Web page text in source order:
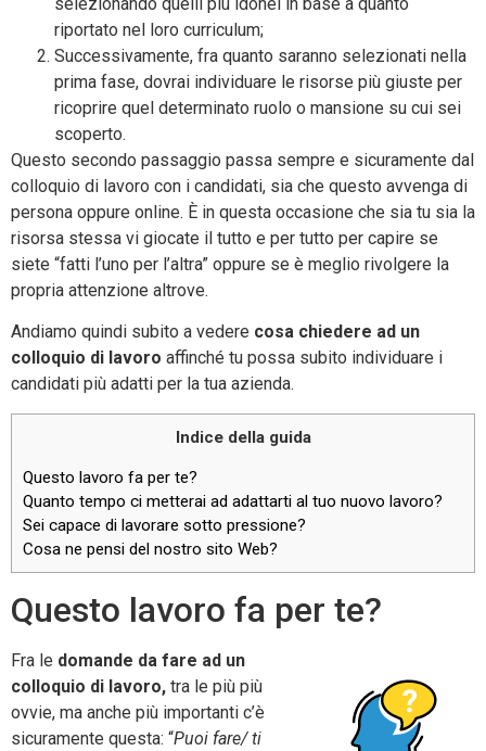
riportato nel loro curriculum;
Successivamente, fra quanto saranno selezionati nella
prima fase, dovrai individuare le risorse più giuste per
ricoprire quel determinato ruolo o mansione su cui sei
scoperto.
Questo secondo passaggio passa sempre e sicuramente dal
colloquio di lavoro con i candidati, sia che questo avvenga di
persona oppure online. È in questa occasione che sia tu sia la
risorsa stessa vi giocate il tutto e per tutto per capire se
siete “fatti l’uno per l’altra” oppure se è meglio rivolgere la
propria attenzione altrove.
Andiamo quindi subito a vedere cosa chiedere ad un
colloquio di lavoro affinché tu possa subito individuare i
candidati più adatti per la tua azienda.
Indice della guida
Questo lavoro fa per te?
Quanto tempo ci metterai ad adattarti al tuo nuovo lavoro?
Sei capace di lavorare sotto pressione?
Cosa ne pensi del nostro sito Web?
Questo lavoro fa per te?
Fra le domande da fare ad un
colloquio di lavoro, tra le più più
ovvie, ma anche più importanti c’è
sicuramente questa: “Puoi fare/ ti